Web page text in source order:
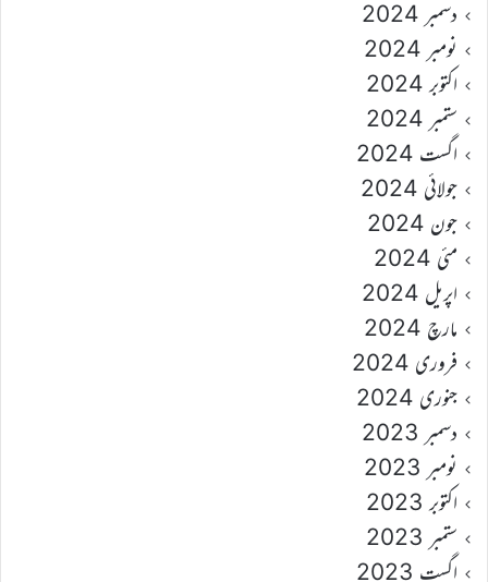
دسمبر 2024
نومبر 2024
اکتوبر 2024
ستمبر 2024
اگست 2024
جولائی 2024
جون 2024
مئی 2024
اپریل 2024
مارچ 2024
فروری 2024
جنوری 2024
دسمبر 2023
نومبر 2023
اکتوبر 2023
ستمبر 2023
اگست 2023